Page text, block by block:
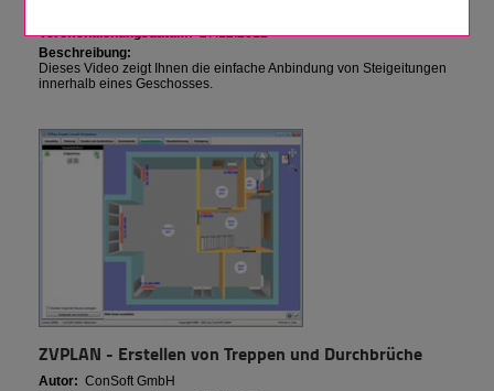
Veröffentlichungsdatum: 27.12.2012
Beschreibung:
Dieses Video zeigt Ihnen die einfache Anbindung von Steigeitungen
innerhalb eines Geschosses.
ZVPLAN - Erstellen von Treppen und Durchbrüche
Autor: ConSoft GmbH